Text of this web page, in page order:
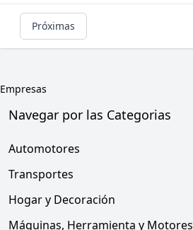
Próximas
Empresas
Navegar por las Categorias
Automotores
Transportes
Hogar y Decoración
Máquinas, Herramienta y Motores